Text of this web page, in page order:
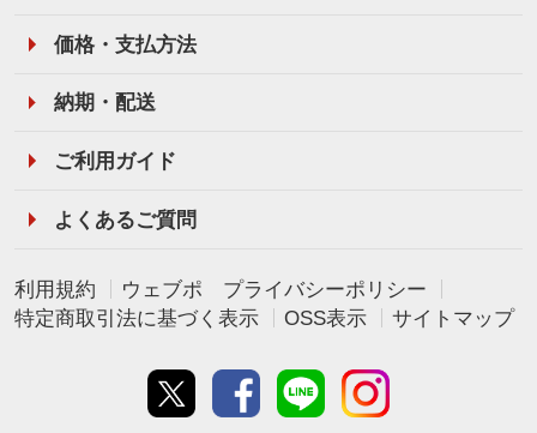
価格・支払方法
納期・配送
ご利用ガイド
よくあるご質問
利用規約
ウェブポ プライバシーポリシー
特定商取引法に基づく表示
OSS表示 サイトマップ
Twitter Facebookline